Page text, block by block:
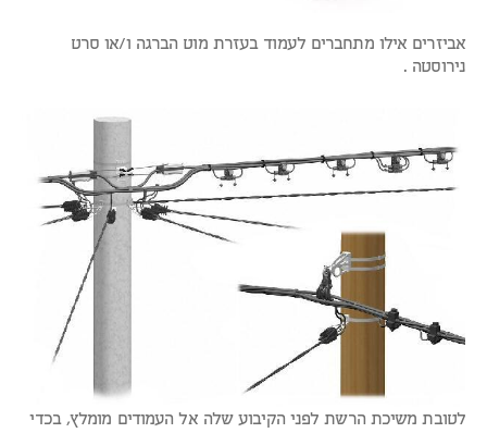
אביזרים אילו מתחברים לעמוד בעזרת מוט הברגה ו/או סרט
נירוסטה .
לטובת משיכת הרשת לפני הקיבוע שלה אל העמודים מומלץ, בכדי